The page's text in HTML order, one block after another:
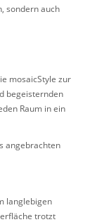
sondern auch
mosaicStyle zur
begeisternden
Raum in ein
angebrachten
langlebigen
trotzt